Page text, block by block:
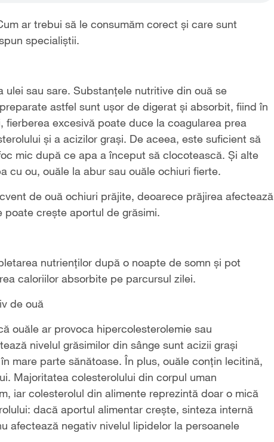
ar trebui să le consumăm corect și care sunt
specialiștii.
sau sare. Substanțele nutritive din ouă se
astfel sunt ușor de digerat și absorbit, fiind în
fierberea excesivă poate duce la coagularea prea
și a acizilor grași. De aceea, este suficient să
mic după ce apa a început să clocotească. Și alte
cu ou, ouăle la abur sau ouăle ochiuri fierte.
de ouă ochiuri prăjite, deoarece prăjirea afectează
poate crește aportul de grăsimi.
nutrienților după o noapte de somn și pot
caloriilor absorbite pe parcursul zilei.
de ouă
ouăle ar provoca hipercolesterolemie sau
nivelul grăsimilor din sânge sunt acizii grași
mare parte sănătoase. În plus, ouăle conțin lecitină,
Majoritatea colesterolului din corpul uman
iar colesterolul din alimente reprezintă doar o mică
dacă aportul alimentar crește, sinteza internă
afectează negativ nivelul lipidelor la persoanele